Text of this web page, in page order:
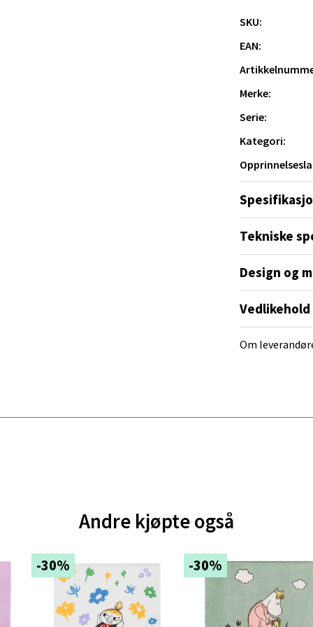
SKU:
EAN:
Merke:
Serie:
Kategori:
Tekniske
Design og
Om
Andre kjøpte også
-30% -30%
1, 8514 Narvik
- Oasen Senter
10-18